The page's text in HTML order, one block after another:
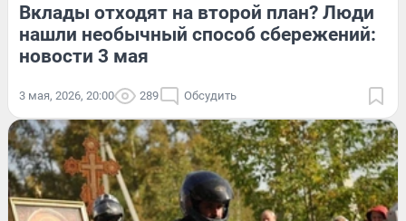
Вклады отходят на второй план? Люди
нашли необычный способ сбережений:
новости 3 мая
3 мая, 2026, 20:00 289 Обсудить